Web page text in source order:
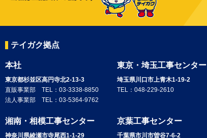
テイガク拠点
本社
東京都杉並区高円寺北2-13-3
直販事業部 TEL： 03-3338-8850
法人事業部 TEL： 03-5364-9762
東京・埼玉工事センター
埼玉県川口市上青木1-19-2
TEL： 048-229-2610
湘南・相模工事センター
神奈川県綾瀬市寺尾西1-1-29
京葉工事センター
千葉県市川市曽谷7-6-2